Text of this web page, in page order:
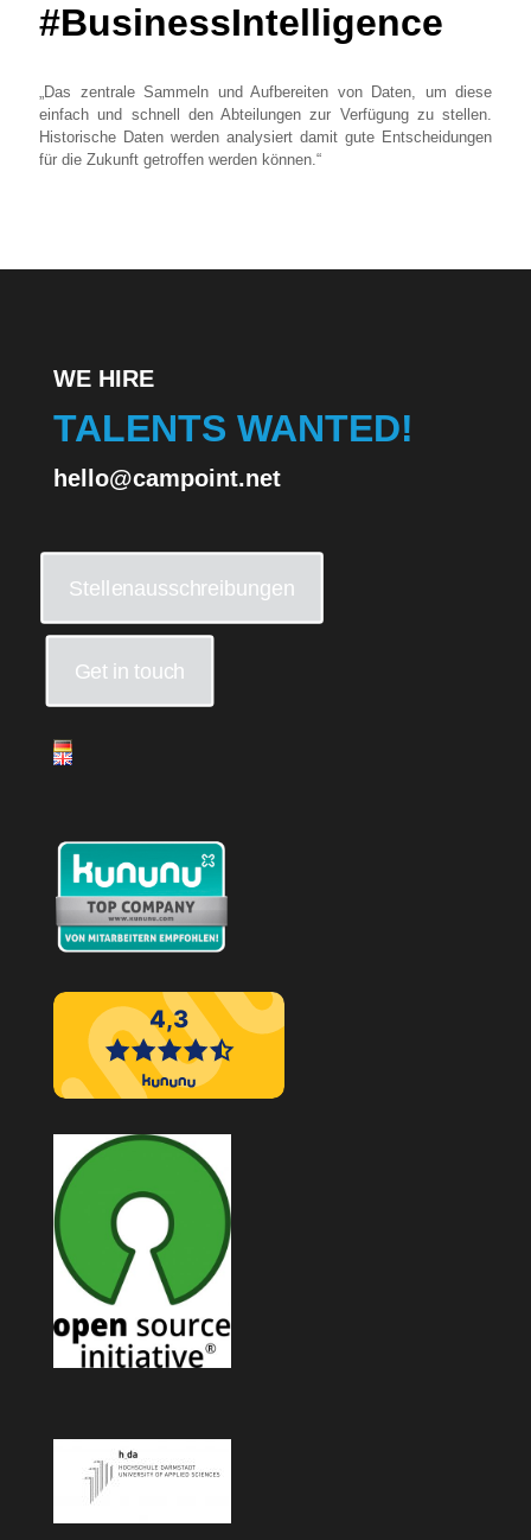
#BusinessIntelligence
„Das zentrale Sammeln und Aufbereiten von Daten, um diese
einfach und schnell den Abteilungen zur Verfügung zu stellen.
Historische Daten werden analysiert damit gute Entscheidungen
für die Zukunft getroffen werden können.“
WE HIRE
TALENTS WANTED!
hello@campoint.net
Stellenausschreibungen
Get in touch